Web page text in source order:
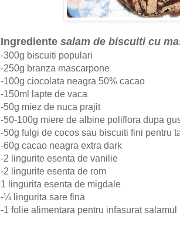
Ingrediente salam de biscuiti cu
-300g biscuiti populari
-250g branza mascarpone
-100g ciocolata neagra 50% cacao
-150ml lapte de vaca
-50g miez de nuca prajit
-50-100g miere de albine poliflora dupa
-50g fulgi de cocos sau biscuiti fini pentru
-60g cacao neagra extra dark
-2 lingurite esenta de vanilie
-2 lingurite esenta de rom
1 lingurita esenta de migdale
-¼ lingurita sare fina
-1 folie alimentara pentru infasurat salamul